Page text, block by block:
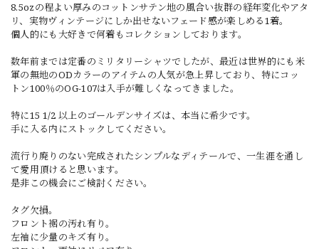
8.5ozの程よい厚みのコットンサテン地の風合い抜群の経年変化やアタ
リ、実物ヴィンテージにしか出せないフェード感が楽しめる1着。
個人的にも大好きで何着もコレクションしております。
数年前までは定番のミリタリーシャツでしたが、最近は世界的にも米
軍の無地のODカラーのアイテムの人気が急上昇しており、特にコッ
トン100％のOG-107は入手が難しくなってきました。
特に15 1/2 以上のゴールデンサイズは、本当に希少です。
手に入る内にストックしてください。
流行り廃りのない完成されたシンプルなディテールで、一生涯を通し
て愛用頂けると思います。
是非この機会にご検討ください。
タグ欠損。
フロント裾の汚れ有り。
左袖に少量のキズ有り。